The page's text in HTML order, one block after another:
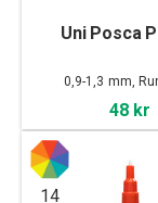
Uni Posca
0,9-1,3 mm,
48 kr
14